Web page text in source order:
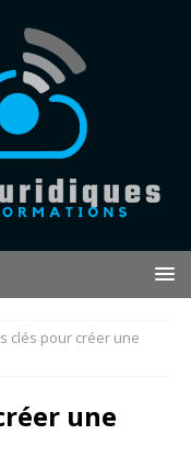
clés pour créer une
une